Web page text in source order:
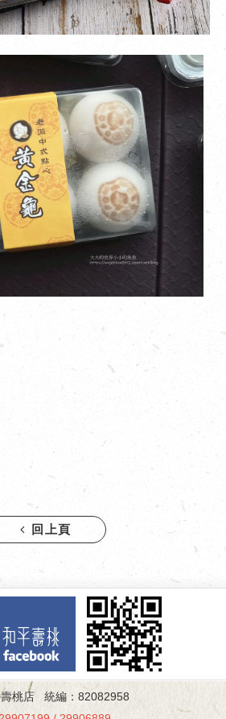
回上頁
桃店 統編：82082958